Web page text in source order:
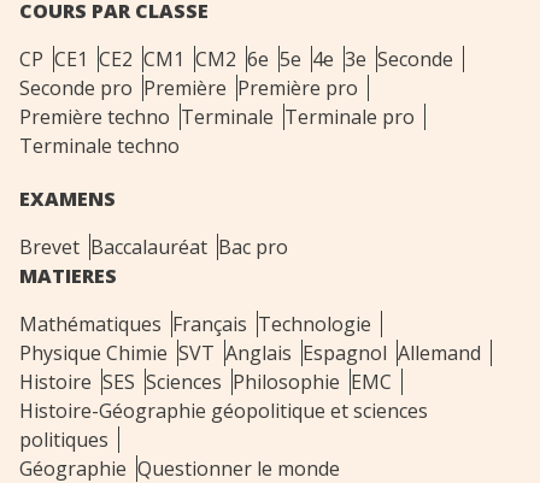
COURS PAR CLASSE
CP CE1 CE2 CM1 CM2 6e 5e 4e 3e Seconde
Seconde pro Première Première pro
Première techno Terminale Terminale pro
Terminale techno
EXAMENS
Brevet Baccalauréat Bac pro
MATIERES
Mathématiques Français Technologie
Physique Chimie SVT Anglais Espagnol Allemand
Histoire SES Sciences Philosophie EMC
Histoire-Géographie géopolitique et sciences
politiques
Géographie Questionner le monde